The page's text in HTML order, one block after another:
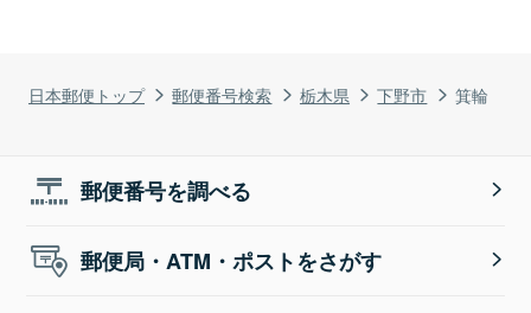
日本郵便トップ 郵便番号検索 栃木県 下野市 箕輪
郵便番号を調べる
郵便局・ATM・ポストをさがす